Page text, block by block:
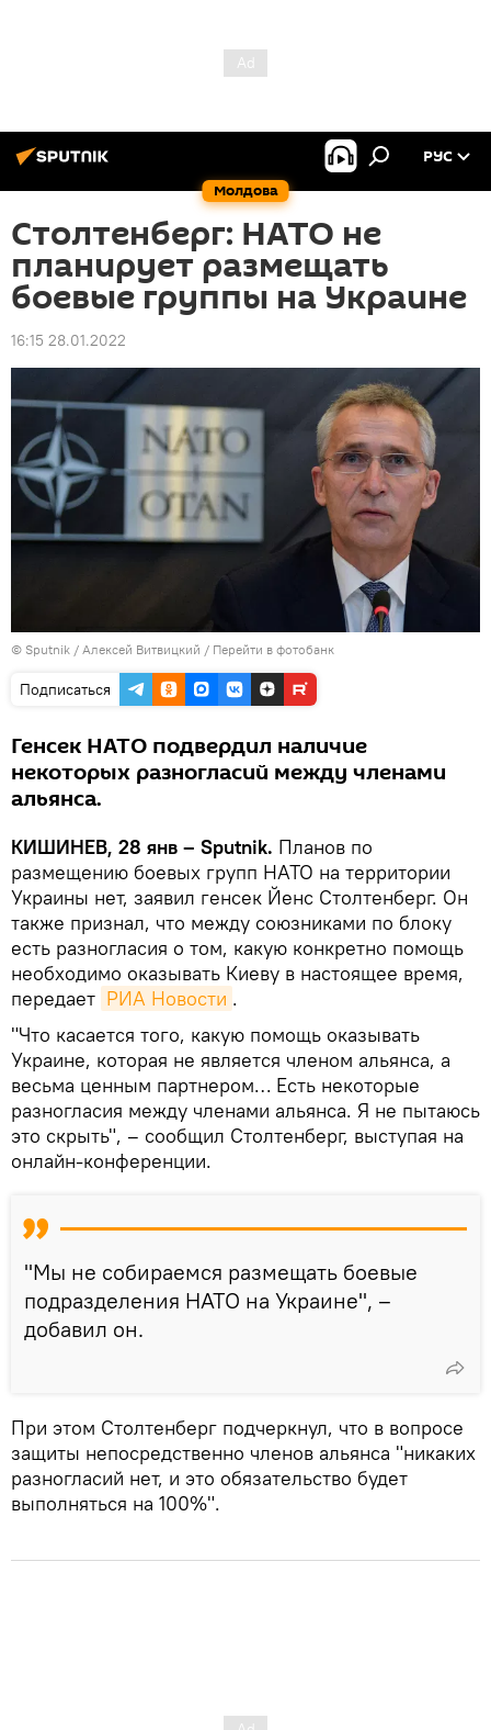
Молдова
РУС
Столтенберг: НАТО не
планирует размещать
боевые группы на Украине
16:15 28.01.2022
© Sputnik / Алексей Витвицкий / Перейти в фотобанк
Подписаться
Генсек НАТО подвердил наличие
некоторых разногласий между членами
альянса.
КИШИНЕВ, 28 янв – Sputnik. Планов по
размещению боевых групп НАТО на территории
Украины нет, заявил генсек Йенс Столтенберг. Он
также признал, что между союзниками по блоку
есть разногласия о том, какую конкретно помощь
необходимо оказывать Киеву в настоящее время,
передает РИА Новости .
"Что касается того, какую помощь оказывать
Украине, которая не является членом альянса, а
весьма ценным партнером… Есть некоторые
разногласия между членами альянса. Я не пытаюсь
это скрыть", – сообщил Столтенберг, выступая на
онлайн-конференции.
"Мы не собираемся размещать боевые
подразделения НАТО на Украине", –
добавил он.
При этом Столтенберг подчеркнул, что в вопросе
защиты непосредственно членов альянса "никаких
разногласий нет, и это обязательство будет
выполняться на 100%".